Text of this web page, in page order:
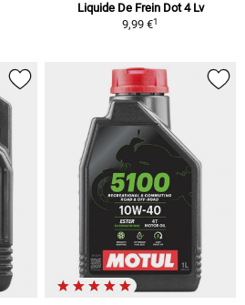
Liquide De Frein Dot 4 Lv
9,99 €1